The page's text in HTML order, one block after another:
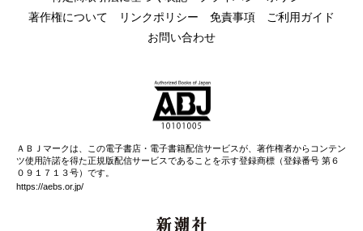
著作権について
リンクポリシー 免責事項
ご利用ガイド
お問い合わせ
ＡＢＪマークは、この電子書店・電子書籍配信サービスが、著作権者からコンテン
ツ使用許諾を得た正規版配信サービスであることを示す登録商標（登録番号 第６
０９１７１３号）です。
https://aebs.or.jp/